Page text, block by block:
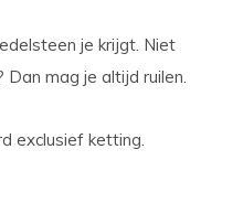
je krijgt. Niet
mag je altijd ruilen.
exclusief ketting.